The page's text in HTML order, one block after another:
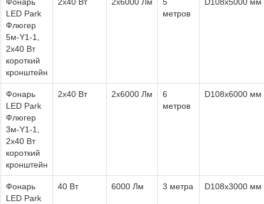
LED Park
Флюгер
5м-Y1-1,
2х40 Вт
короткий
кронштейн
метров
Фонарь
LED Park
Флюгер
3м-Y1-1,
2х40 Вт
короткий
кронштейн
2х40 Вт 2х6000 Лм
6
метров
D108х6000 мм
Фонарь
LED Park
40 Вт 6000 Лм 3 метра D108х3000 мм